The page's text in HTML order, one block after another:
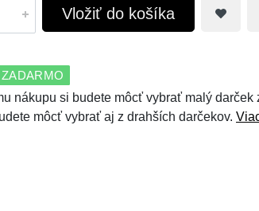
Vložiť do košíka
nákupu si budete môcť vybrať malý darček
môcť vybrať aj z drahších darčekov.